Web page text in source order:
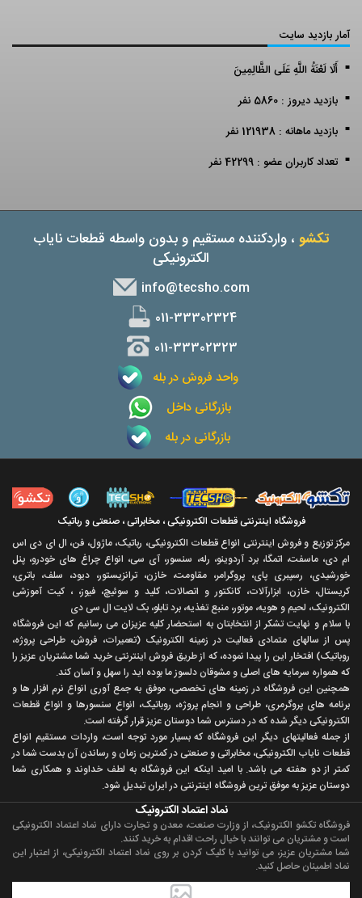
آمار بازدید سایت
أَلَا لَعْنَةُ اللَّهِ عَلَى الظَّالِمِينَ
بازدید دیروز : 5860 نفر
بازدید ماهانه : 121938 نفر
تعداد کاربران عضو : 42299 نفر
تکشو ، واردکننده مستقیم و بدون واسطه قطعات نایاب
الکترونیکی
info@tecsho.com
011-33302324
011-33302323
واحد فروش در بله
بازرگانی داخل
بازرگانی در بله
فروشگاه اینترنتی قطعات الکترونیکی ، مخابراتی ، صنعتی و رباتیک
مرکز توزیع و فروش اینترنتی انواع قطعات الکترونیکی، رباتیک، ماژول، فن، ال ای دی اس
ام دی، ماسفت، اتمگا، برد آردوینو، رله، سنسور، آی سی، انواع چراغ های خودرو، پنل
خورشیدی، رسپبری پای، پروگرامر، مقاومت، خازن، ترانزیستور، دیود، سلف، باتری،
کریستال، خازن، ابزارآلات، کانکتور و اتصالات، کلید و سوئیچ، فیوز، ، کیت آموزشی
الکترونیک، لحیم و هویه، موتور، منبع تغذیه، برد تابلو، بک لایت ال سی دی
با سلام و نهايت تشکر از انتخابتان به استحضار کليه عزيزان می رسانيم که اين فروشگاه
پس از سالهای متمادی فعاليت در زمينه الکترونيک (تعميرات، فروش، طراحی پروژه،
روباتيک) افتخار اين را پيدا نموده، که از طريق فروش اينترنتی خريد شما مشتريان عزيز را
که همواره سرمايه های اصلی و مشوقان دلسوز ما بوده ايد را سهل و آسان کند.
همچنين اين فروشگاه در زمينه های تخصصی، موفق به جمع آوری انواع نرم افزار ها و
برنامه های پروگرمری، طراحی و انجام پروژه، روباتيک، انواع سنسورها و انواع قطعات
الکترونيکی ديگر شده که در دسترس شما دوستان عزيز قرار گرفته است.
از جمله فعاليتهای ديگر اين فروشگاه که بسيار مورد توجه است، واردات مستقیم انواع
قطعات ناياب الکترونيکی، مخابراتی و صنعتی در کمترين زمان و رساندن آن بدست شما در
کمتر از دو هفته می باشد. با اميد اينکه اين فروشگاه به لطف خداوند و همکاری شما
دوستان عزيز به موفق ترين فروشگاه اینترنتی در ایران تبديل شود.
نماد اعتماد الکترونیک
فروشگاه تکشو الکترونیک، از وزارت صنعت، معدن و تجارت دارای نماد اعتماد الکترونیکی
است و مشتریان می توانند با خیال راحت اقدام به خرید کنند.
شما مشتریان عزیز، می توانید با کلیک کردن بر روی نماد اعتماد الکترونیکی، از اعتبار این
نماد اطمینان حاصل کنید.